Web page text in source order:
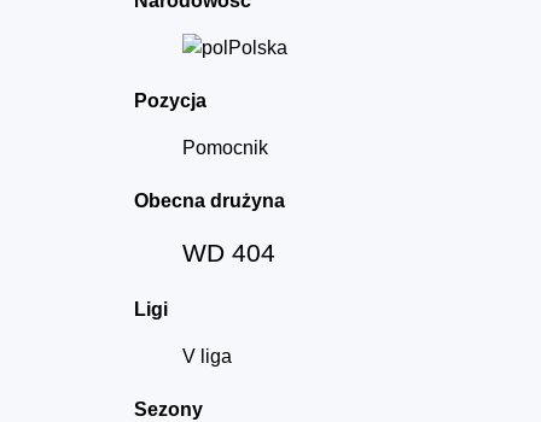
Polska
Pozycja
Pomocnik
Obecna drużyna
WD 404
Ligi
V liga
Sezony